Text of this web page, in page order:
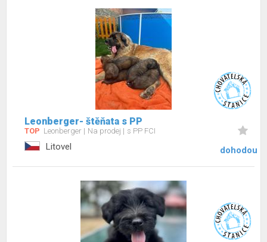
Leonberger- štěňata s PP
TOP Leonberger Na prodej s PP FCI
Litovel dohodou